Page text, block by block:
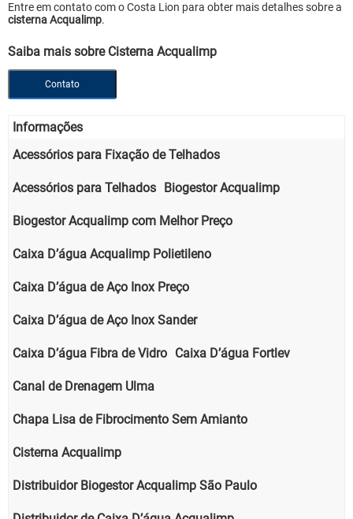
Entre em contato com o Costa Lion para obter mais detalhes sobre a
cisterna Acqualimp.
Saiba mais sobre Cisterna Acqualimp
Contato
Informações
Acessórios para Fixação de Telhados
Acessórios para Telhados Biogestor Acqualimp
Biogestor Acqualimp com Melhor Preço
Caixa D’água Acqualimp Polietileno
Caixa D’água de Aço Inox Preço
Caixa D’água de Aço Inox Sander
Caixa D’água Fibra de Vidro Caixa D’água Fortlev
Canal de Drenagem Ulma
Chapa Lisa de Fibrocimento Sem Amianto
Cisterna Acqualimp
Distribuidor Biogestor Acqualimp São Paulo